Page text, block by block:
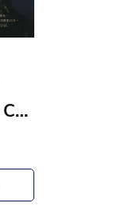
Vara un ticība. Ceļojums uz skaistākajām baznīcām un klosteriem Eiropas austrumos - no Jeruzalemes l